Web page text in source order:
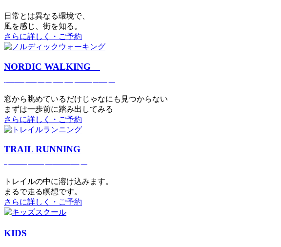
日常とは異なる環境で、
風を感じ、街を知る。
さらに詳しく・ご予約
NORDIC WALKING
窓から眺めているだけじゃなにも見つからない
まずは一歩前に踏み出してみる
さらに詳しく・ご予約
TRAIL RUNNING
トレイルの中に溶け込みます。
まるで⾛る瞑想です。
さらに詳しく・ご予約
KIDS